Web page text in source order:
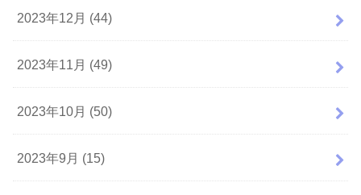
2023年12月 (44)
2023年11月 (49)
2023年10月 (50)
2023年9月 (15)